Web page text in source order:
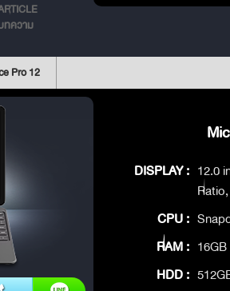
ทความ
Pro 12
DISPLAY : 12.0
CPU :
RAM :
HDD :